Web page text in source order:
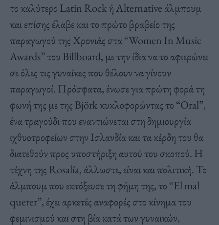
το καλύτερο Latin Rock ή Alternative άλμπουμ
και επίσης έλαβε και το πρώτο βραβείο της
παραγωγού της Χρονιάς στα “Women In Music
Awards” του Billboard, με την ίδια να το αφιερώνει
σε όλες τις γυναίκες που θέλουν να γίνουν
παραγωγοί. Πρόσφατα, ένωσε για πρώτη φορά τη
φωνή της με της Björk κυκλοφορώντας το “Oral”,
ένα τραγούδι που εναντιώνεται στη δημιουργία
ιχθυοτροφείων στην Ισλανδία και τα κέρδη του θα
διατεθούν προς υποστήριξη αυτού του σκοπού. Η
τέχνη της Rosalía, άλλωστε, είναι και πολιτική. Το
άλμπουμ που εκτόξευσε τη φήμη της, το “El mal
querer”, έχει αρκετές αναφορές στο κίνημα του
φεμινισμού και στη βία κατά των γυναικών,